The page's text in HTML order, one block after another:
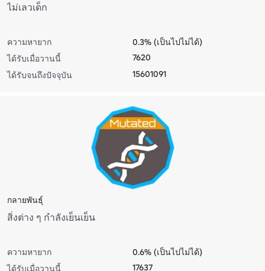
ไม่เลวเด็ก
ความหายาก
0.3% (เป็นไปไม่ได้)
ได้รับเมื่อวานนี้
7620
ได้รับจนถึงปัจจุบัน
15601091
กลายพันธุ์
สิ่งต่าง ๆ กําลังเย็นเย็น
ความหายาก
0.6% (เป็นไปไม่ได้)
ได้รับเมื่อวานนี้
17637